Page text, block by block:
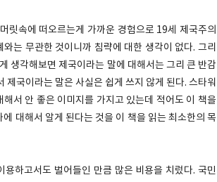
릿속에 떠오르는게 가까운 경험으로 19세 제국주의
는 무관한 것이니까 침략에 대한 생각이 없다. 그리
생각해보면 제국이라는 말에 대해서는 그리 큰 반감
국이라는 말은 사실은 쉽게 쓰지 않게 된다. 스타워
서 안 좋은 이미지를 가지고 있는데 적어도 이 책을
대해서 알게 된다는 것을 이 책을 읽는 최소한의 목
하고서도 벌어들인 만큼 많은 비용을 치렀다. 국민